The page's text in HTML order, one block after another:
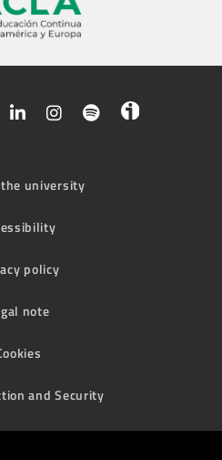
university
policy
note
and Security